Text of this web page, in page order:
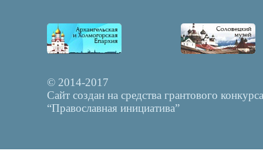
© 2014-2017
Сайт создан на средства грантового конкурса
“Православная инициатива”